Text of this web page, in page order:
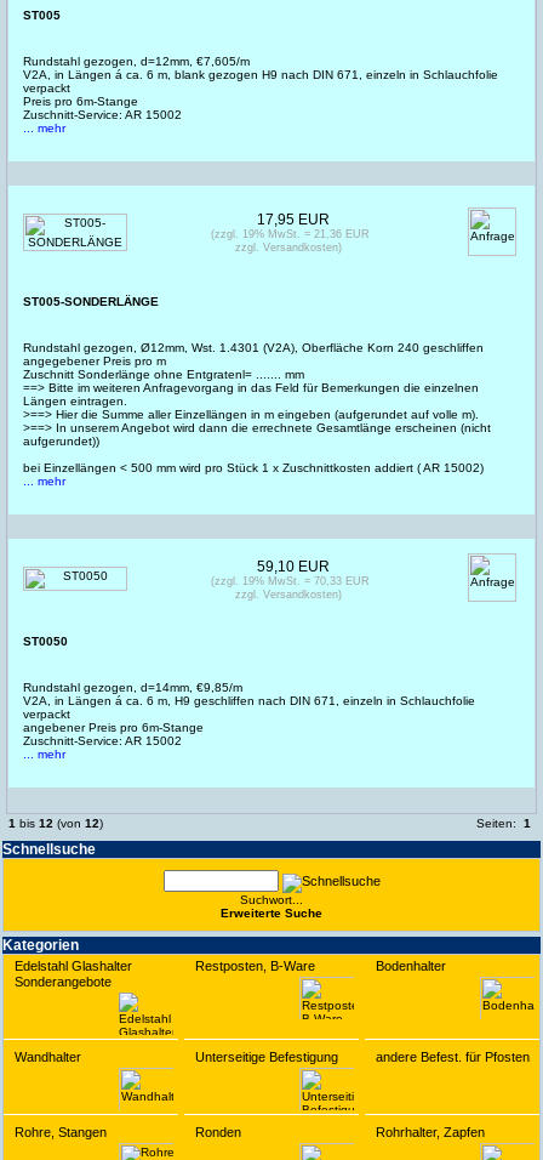
Schnell­suche
Suchwort...
Erwei­terte Suche
Kate­gorien
Edelstahl Glashalter
Sonderangebote
Restposten, B-Ware Bodenhalter
Wandhalter Unterseitige Befestigung andere Befest. für Pfosten
Rohre, Stangen Ronden Rohrhalter, Zapfen
ST005
Rundstahl gezogen, d=12mm, €7,605/m
V2A, in Längen á ca. 6 m, blank gezogen H9 nach DIN 671, einzeln in Schlauchfolie
verpackt
Preis pro 6m-Stange
Zuschnitt-Service: AR 15002
... mehr
ST005-SONDERLÄNGE
Rundstahl gezogen, Ø12mm, Wst. 1.4301 (V2A), Oberfläche Korn 240 geschliffen
angegebener Preis pro m
Zuschnitt Sonderlänge ohne Entgratenl= ....... mm
==> Bitte im weiteren Anfragevorgang in das Feld für Bemerkungen die einzelnen
Längen eintragen.
>==> Hier die Summe aller Einzellängen in m eingeben (aufgerundet auf volle m).
>==> In unserem Angebot wird dann die errechnete Gesamtlänge erscheinen (nicht
aufgerundet))
bei Einzellängen < 500 mm wird pro Stück 1 x Zuschnittkosten addiert ( AR 15002)
... mehr
17,95 EUR
(zzgl. 19% MwSt. = 21,36 EUR
zzgl. Versandkosten)
ST0050
Rundstahl gezogen, d=14mm, €9,85/m
V2A, in Längen á ca. 6 m, H9 geschliffen nach DIN 671, einzeln in Schlauchfolie
verpackt
angebener Preis pro 6m-Stange
Zuschnitt-Service: AR 15002
... mehr
59,10 EUR
(zzgl. 19% MwSt. = 70,33 EUR
zzgl. Versandkosten)
1 bis 12 (von 12) Seiten: 1